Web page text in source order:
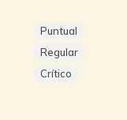
Puntual
Regular
Crítico